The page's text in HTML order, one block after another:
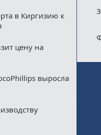
в Киргизию к
цену на
выросла